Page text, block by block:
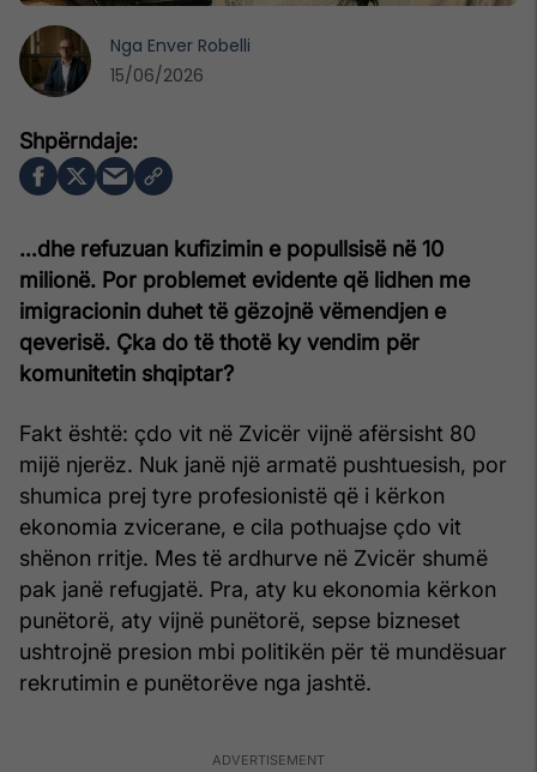
…dhe refuzuan kufizimin e popullsisë në 10
milionë. Por problemet evidente që lidhen me
imigracionin duhet të gëzojnë vëmendjen e
qeverisë. Çka do të thotë ky vendim për
komunitetin shqiptar?
Fakt është: çdo vit në Zvicër vijnë afërsisht 80
mijë njerëz. Nuk janë një armatë pushtuesish, por
shumica prej tyre profesionistë që i kërkon
ekonomia zvicerane, e cila pothuajse çdo vit
shënon rritje. Mes të ardhurve në Zvicër shumë
pak janë refugjatë. Pra, aty ku ekonomia kërkon
punëtorë, aty vijnë punëtorë, sepse bizneset
ushtrojnë presion mbi politikën për të mundësuar
rekrutimin e punëtorëve nga jashtë.
Nga Enver Robelli
15/06/2026